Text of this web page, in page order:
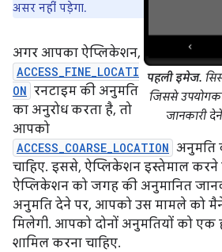
पहली इमेज.
जिससे
जानकारी
असर नहीं पड़ेगा.
अगर आपका ऐप्लिकेशन,
ACCESS_FINE_LOCATI
ON रनटाइम की अनुमति
का अनुरोध करता है, तो
आपको
ACCESS_COARSE_LOCATION अनुमति
चाहिए. इससे, ऐप्लिकेशन इस्तेमाल
ऐप्लिकेशन को जगह की अनुमानित
अनुमति देने पर, आपको उस मामले को
मिलेगी. आपको दोनों अनुमतियों को एक
शामिल करना चाहिए.